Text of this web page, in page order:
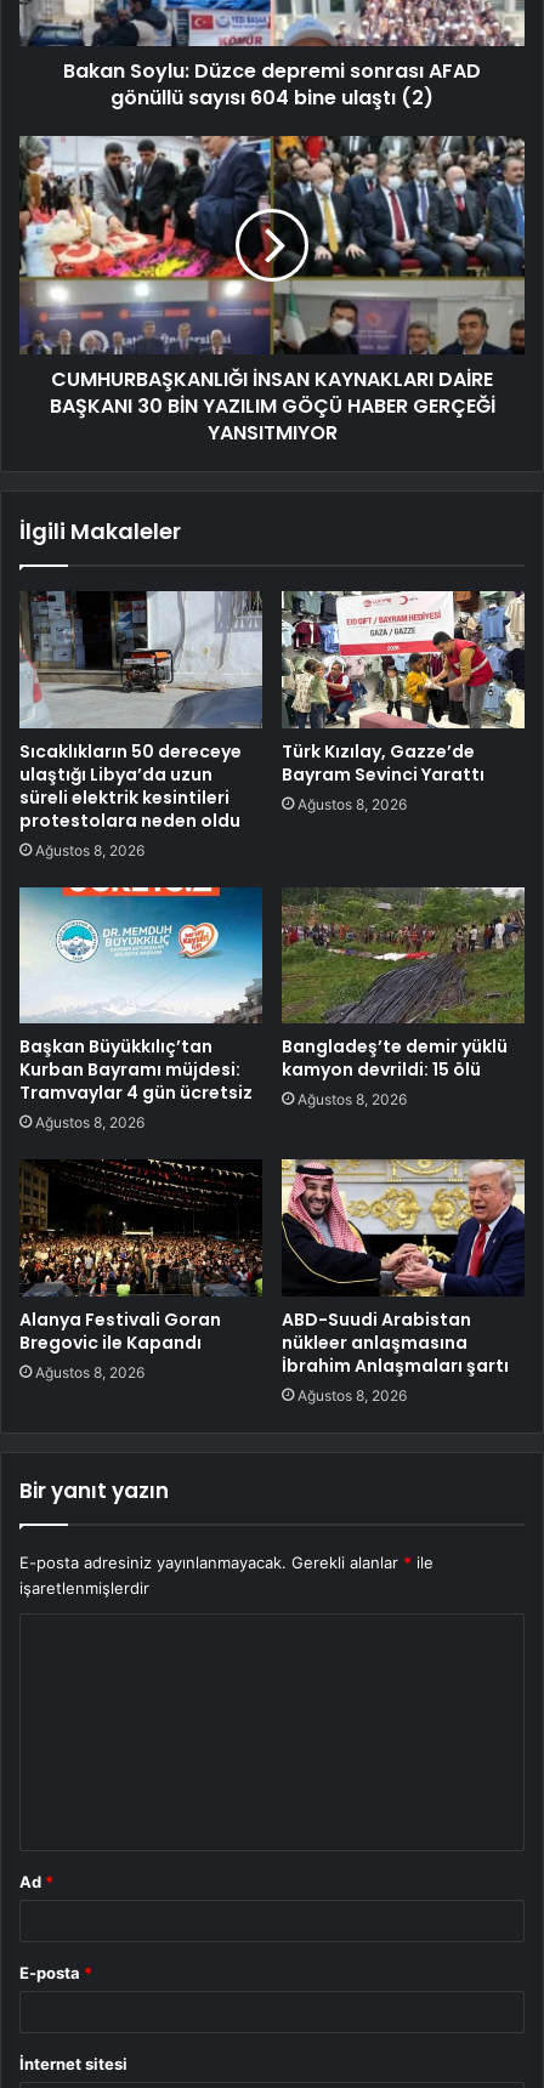
Bakan Soylu: Düzce depremi sonrası AFAD
gönüllü sayısı 604 bine ulaştı (2)
CUMHURBAŞKANLIĞI İNSAN KAYNAKLARI DAİRE
BAŞKANI 30 BİN YAZILIM GÖÇÜ HABER GERÇEĞİ
YANSITMIYOR
İlgili Makaleler
Sıcaklıkların 50 dereceye
ulaştığı Libya’da uzun
süreli elektrik kesintileri
protestolara neden oldu
Ağustos 8, 2026
Türk Kızılay, Gazze’de
Bayram Sevinci Yarattı
Ağustos 8, 2026
Başkan Büyükkılıç’tan
Kurban Bayramı müjdesi:
Tramvaylar 4 gün ücretsiz
Ağustos 8, 2026
Bangladeş’te demir yüklü
kamyon devrildi: 15 ölü
Ağustos 8, 2026
Alanya Festivali Goran
Bregovic ile Kapandı
Ağustos 8, 2026
ABD-Suudi Arabistan
nükleer anlaşmasına
İbrahim Anlaşmaları şartı
Ağustos 8, 2026
Bir yanıt yazın
E-posta adresiniz yayınlanmayacak. Gerekli alanlar * ile
işaretlenmişlerdir
Ad *
E-posta *
İnternet sitesi